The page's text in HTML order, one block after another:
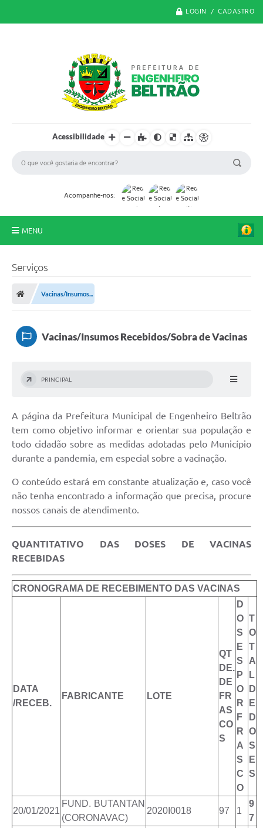
LOGIN / CADASTRO
Acessibilidade
Acompanhe-nos:
MENU
Legislação
Editais
Ouvidoria
Secretarias
A Prefeitura
Galeria de Fotos
Audiências Públicas
Arquivos para Download
Serviços
Vacinas/Insumos...
Vacinas/Insumos Recebidos/Sobra de Vacinas
PRINCIPAL
A página da Prefeitura Municipal de Engenheiro Beltrão
tem como objetivo informar e orientar sua população e
todo cidadão sobre as medidas adotadas pelo Município
durante a pandemia, em especial sobre a vacinação.
O conteúdo estará em constante atualização e, caso você
não tenha encontrado a informação que precisa, procure
nossos canais de atendimento.
QUANTITATIVO DAS DOSES DE VACINAS
RECEBIDAS
CRONOGRAMA DE RECEBIMENTO DAS VACINAS
DATA
/RECEB.
FABRICANTE LOTE
QT
DE.
DE
FR
AS
CO
S
D
O
S
E
S
P
O
R
F
R
A
S
C
O
T
O
T
A
L
D
E
D
O
S
E
S
20/01/2021
FUND. BUTANTAN
(CORONAVAC)
2020I0018 97 1
9
7